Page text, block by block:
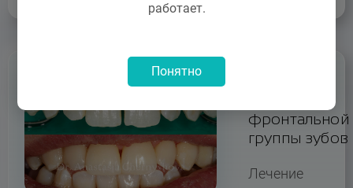
работает.
Понятно
фронтальной
группы зубов
Лечение